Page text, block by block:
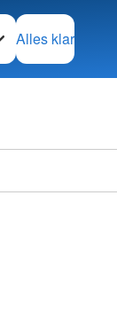
Alles klar